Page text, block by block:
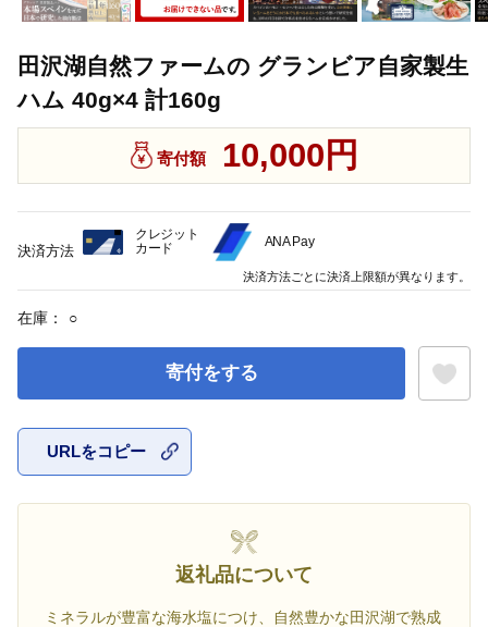
田沢湖自然ファームの グランビア自家製生
ハム 40g×4 計160g
寄付額 10,000円
在庫： ○
寄付をする
URLをコピー
返礼品について
ミネラルが豊富な海水塩につけ、自然豊かな田沢湖で熟成
決済方法
クレジット
カード
ANA Pay
決済方法ごとに決済上限額が異なります。